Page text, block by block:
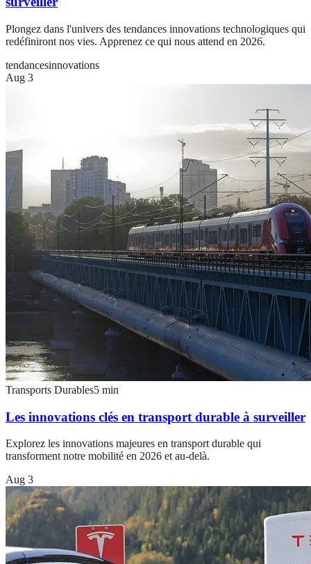
Plongez dans l'univers des tendances innovations technologiques qui
redéfiniront nos vies. Apprenez ce qui nous attend en 2026.
tendancesinnovations
Aug 3
Transports Durables5 min
Les innovations clés en transport durable à surveiller
Explorez les innovations majeures en transport durable qui
transforment notre mobilité en 2026 et au-delà.
Aug 3